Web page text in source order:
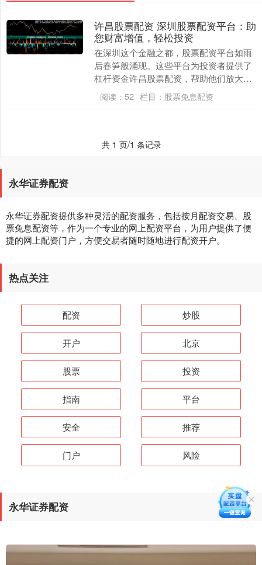
许昌股票配资 深圳股票配资平台：助
您财富增值，轻松投资
在深圳这个金融之都，股票配资平台如雨
后春笋般涌现。这些平台为投资者提供了
杠杆资金许昌股票配资，帮助他们放大收
益许昌股票配资，实现财富增值。 * **高
效的撮合引....
阅读： 52 栏目： 股票免息配资
共 1 页/1 条记录
永华证券配资
永华证券配资提供多种灵活的配资服务，包括按月配资交易、股
票免息配资等，作为一个专业的网上配资平台，为用户提供了便
捷的网上配资门户，方便交易者随时随地进行配资开户。
热点关注
配资 炒股
开户 北京
股票 投资
指南 平台
安全 推荐
门户 风险
永华证券配资